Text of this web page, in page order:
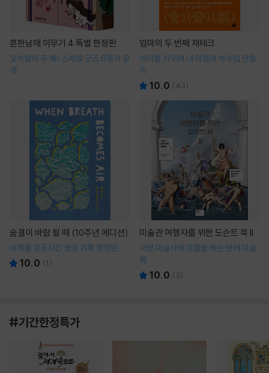
흔한남매 이무기 4 특별 한정판
오싹함이 두 배! 스페셜 굿즈 6종과 함
께
엄마의 두 번째 재테크
아이를 키우며 내 이름의 부수입 만들
기
10.0 (43)
숨결이 바람 될 때 (10주년 에디션)
세계를 감동시킨 생의 기록 한정판
10.0 (1 )
미술관 여행자를 위한 도슨트 북 II
서양 미술사의 흐름을 꿰는 반려 미술
책
10.0 ( 3)
#기간한정특가